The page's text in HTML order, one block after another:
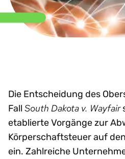
Die Entscheidung des
Fall South Dakota v. Wayfair
etablierte Vorgänge zur
Körperschaftsteuer auf
ein. Zahlreiche